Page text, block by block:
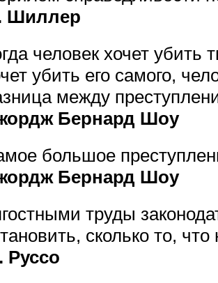
Шиллер
человек хочет убить
убить его самого,
между
Бернард Шоу
большое
Бернард Шоу
труды
сколько то,